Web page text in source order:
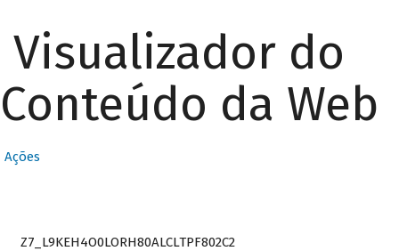
Visualizador do
Conteúdo da Web
Ações
Z7_L9KEH4O0LORH80ALCLTPF802C2